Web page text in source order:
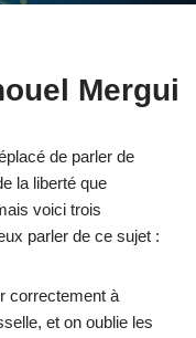
Mergui
de parler de
la liberté que
voici trois
parler de ce sujet :
correctement à
et on oublie les